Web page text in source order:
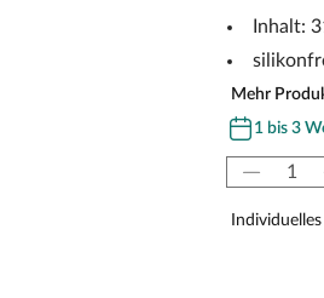
Inhalt:
Mehr
1 bis 3